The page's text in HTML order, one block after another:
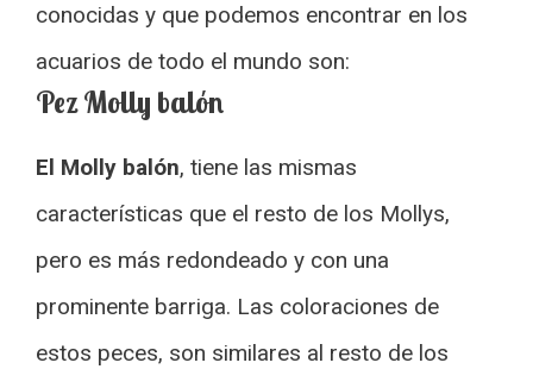
conocidas y que podemos encontrar en los
acuarios de todo el mundo son:
Pez Molly balón
El Molly balón, tiene las mismas
características que el resto de los Mollys,
pero es más redondeado y con una
prominente barriga. Las coloraciones de
estos peces, son similares al resto de los